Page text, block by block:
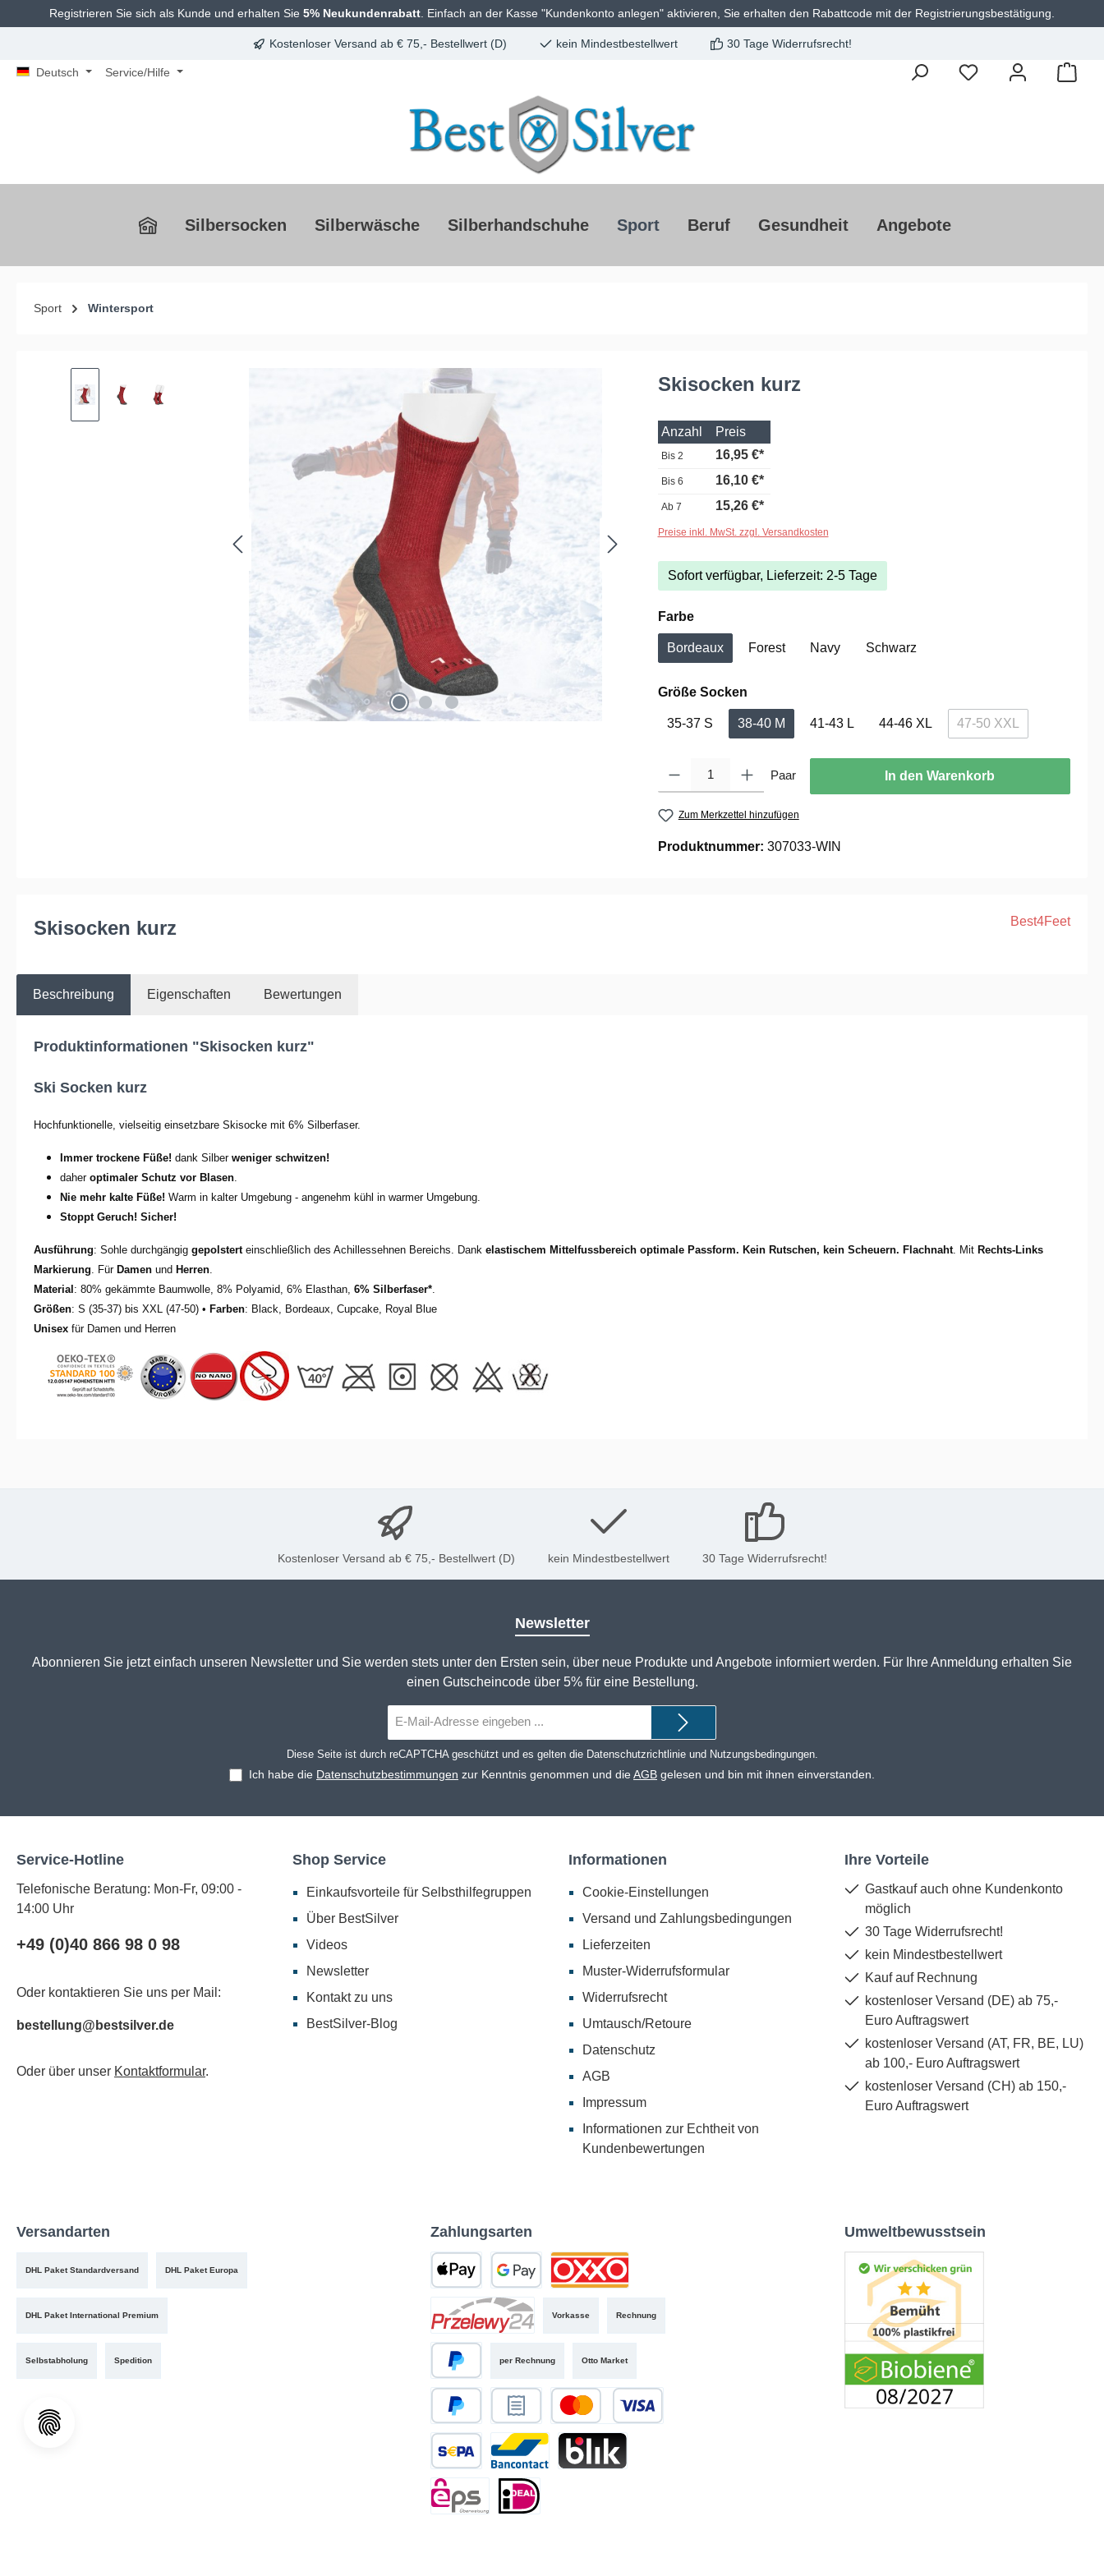
Zur Hauptnavigation springen
Registrieren Sie sich als Kunde und erhalten Sie 5% Neukundenrabatt . Einfach an der Kasse "Kundenkonto anlegen" aktivieren, Sie erhalten den Rabattcode mit der Registrierungsbestätigung.
Kostenloser Versand ab € 75,- Bestellwert (D) kein Mindestbestellwert 30 Tage Widerrufsrecht!
Deutsch Service/Hilfe
Silbersocken Silberwäsche Silberhandschuhe Sport Beruf Gesundheit Angebote
Sport Wintersport
Skisocken kurz
Anzahl Preis
Bis 2 16,95 €*
Bis 6 16,10 €*
Ab 7 15,26 €*
Preise inkl. MwSt. zzgl. Versandkosten
Sofort verfügbar, Lieferzeit: 2-5 Tage
Farbeauswählen
Bordeaux Forest Navy Schwarz
Größe Sockenauswählen
35-37 S 38-40 M 41-43 L 44-46 XL 47-50 XXL
(Diese Option ist
Paar In den Warenkorb
Zum Merkzettel hinzufügen
Produktnummer: 307033-WIN
Skisocken kurz Best4Feet
Beschreibung Eigenschaften Bewertungen
Produktinformationen "Skisocken kurz"
Ski Socken kurz
Hochfunktionelle, vielseitig einsetzbare Skisocke mit 6% Silberfaser.
Immer trockene Füße! dank Silber weniger schwitzen!
daheroptimaler Schutz vor Blasen.
Nie mehr kalte Füße! Warm in kalter Umgebung - angenehm kühl in warmer Umgebung.
Stoppt Geruch! Sicher!
Ausführung: Sohle durchgängig gepolsterteinschließlich des Achillessehnen Bereichs. Dank elastischem Mittelfussbereich optimale Passform. Kein Rutschen, kein Scheuern. Flachnaht. Mit Rechts-Links
Markierung. Für Damen und Herren.
Material : 80% gekämmte Baumwolle, 8% Polyamid, 6% Elasthan, 6% Silberfaser*.
Größen: S (35-37) bis XXL (47-50) • Farben: Black, Bordeaux, Cupcake, Royal Blue
Unisex für Damen und Herren
Kostenloser Versand ab € 75,- Bestellwert (D) kein Mindestbestellwert 30 Tage Widerrufsrecht!
Newsletter
Abonnieren Sie jetzt einfach unseren Newsletter und Sie werden stets unter den Ersten sein, über neue Produkte und Angebote informiert werden. Für Ihre Anmeldung erhalten Sie
einen Gutscheincode über 5% für eine Bestellung.
Mail-
Adresse*
Diese Seite ist durch reCAPTCHA geschützt und es gelten die Datenschutzrichtlinieund Nutzungsbedingungen.
Ich habe die Datenschutzbestimmungen zur Kenntnis genommen und die AGB gelesen und bin mit ihnen einverstanden.
Service-Hotline
Telefonische Beratung: Mon-Fr, 09:00 -
14:00 Uhr
+49 (0)40 866 98 0 98
Oder kontaktieren Sie uns per Mail:
bestellung@bestsilver.de
Oder über unser Kontaktformular.
Shop Service
Einkaufsvorteile für Selbsthilfegruppen
Über BestSilver
Videos
Newsletter
Kontakt zu uns
BestSilver-Blog
Informationen
Cookie-Einstellungen
Versand und Zahlungsbedingungen
Lieferzeiten
Muster-Widerrufsformular
Widerrufsrecht
Umtausch/Retoure
Datenschutz
AGB
Impressum
Informationen zur Echtheit von
Kundenbewertungen
Ihre Vorteile
Gastkauf auch ohne Kundenkonto
möglich
30 Tage Widerrufsrecht!
kein Mindestbestellwert
Kauf auf Rechnung
kostenloser Versand (DE) ab 75,-
Euro Auftragswert
kostenloser Versand (AT, FR, BE, LU)
ab 100,- Euro Auftragswert
kostenloser Versand (CH) ab 150,-
Euro Auftragswert
Versandarten
DHL Paket Standardversand DHL Paket Europa
DHL Paket International Premium
Selbstabholung Spedition
Zahlungsarten
per Rechnung Otto Market
Vorkasse Rechnung
Umweltbewusstsein